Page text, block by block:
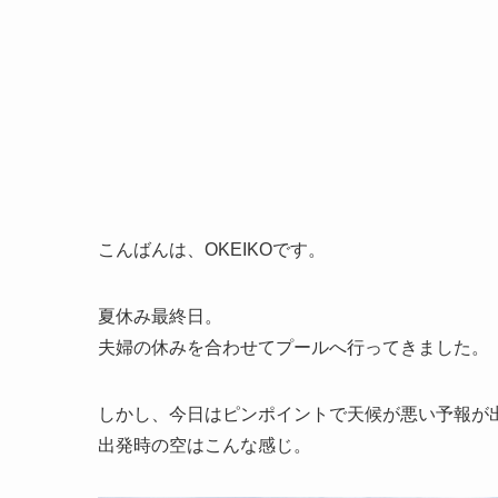
こんばんは、OKEIKOです。
夏休み最終日。
夫婦の休みを合わせてプールへ行ってきました。
しかし、今日はピンポイントで天候が悪い予報が
出発時の空はこんな感じ。